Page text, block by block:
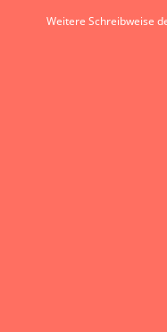
Weitere Schreibweise